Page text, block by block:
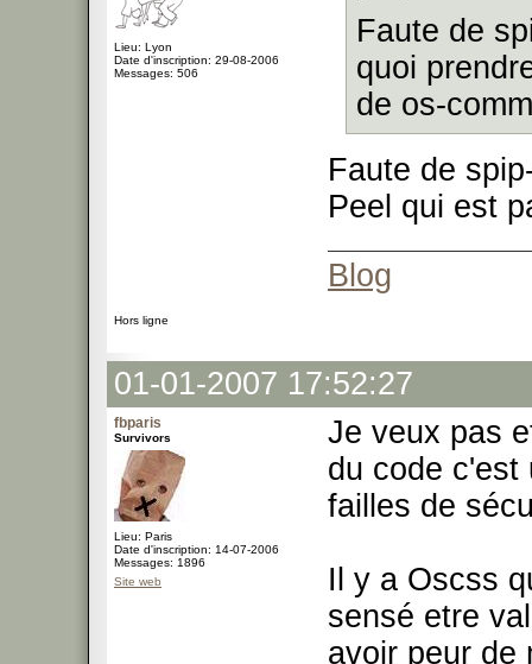
Lieu: Lyon
Date d'inscription: 29-08-2006
Messages: 506
Faute de
quoi
de os-
Faute de
Peel qui est
Blog
Hors ligne
01-01-2007 17:52:27
fbparis
Survivors
Lieu: Paris
Date d'inscription: 14-07-2006
Messages: 1896
Site web
Je veux pas
du code c'est
failles de
Il y a Oscss
sensé etre
avoir peur de